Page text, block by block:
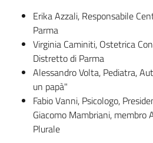
Erika Azzali, Responsabile
Parma
Virginia Caminiti, Ostetrica
Distretto di Parma
Alessandro Volta, Pediatra,
un papà"
Fabio Vanni, Psicologo,
Giacomo Mambriani, membro
Plurale